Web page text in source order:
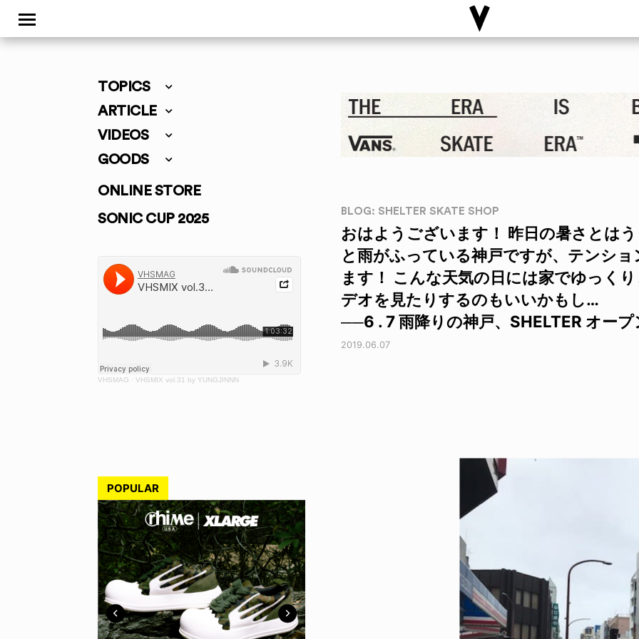
TOPICS
ARTICLE
VIDEOS
GOODS
ONLINE STORE
SONIC CUP 2025
VHSMAG · VHSMIX vol.31 by YUNGJINNN
POPULAR
BLOG: SHELTER SKATE SHOP
おはようございます！ 昨日の暑さとは
と雨がふっている神戸ですが、テンシ
ます！ こんな天気の日には家でゆっく
デオを見たりするのもいいかもし…
──6 . 7 雨降りの神戸、SHELTER オープ
2019.06.07